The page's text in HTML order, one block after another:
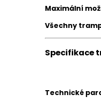
Maximální
Všechny
Specifikace
Technické